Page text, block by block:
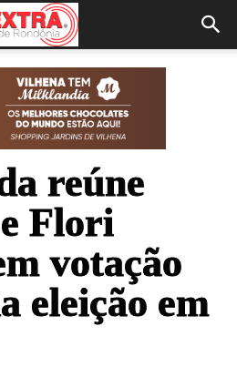
reúne
Flori
votação
eleição em